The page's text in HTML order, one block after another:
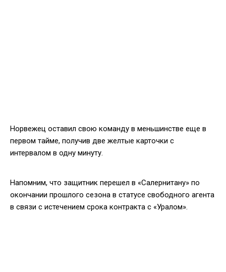
Норвежец оставил свою команду в меньшинстве еще в
первом тайме, получив две желтые карточки с
интервалом в одну минуту.
Напомним, что защитник перешел в «Салернитану» по
окончании прошлого сезона в статусе свободного агента
в связи с истечением срока контракта с «Уралом».